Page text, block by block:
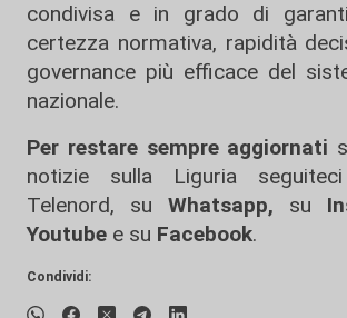
condivisa e in grado di
certezza normativa, rapidità
governance più efficace del
nazionale.
Per restare sempre aggiornati
notizie sulla Liguria
Telenord, su
Whatsapp, su
Youtube e su Facebook.
Condividi: